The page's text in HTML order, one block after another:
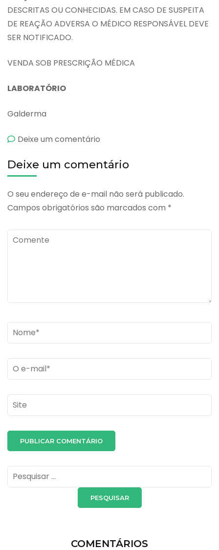
DESCRITAS OU CONHECIDAS. EM CASO DE SUSPEITA
DE REAÇÃO ADVERSA O MÉDICO RESPONSÁVEL DEVE
SER NOTIFICADO.
VENDA SOB PRESCRIÇÃO MÉDICA
LABORATÓRIO
Galderma
Deixe um comentário
Capilar
Deixe um comentário
O seu endereço de e-mail não será publicado.
Campos obrigatórios são marcados com *
Comente
Name*
Email *
Site
Pesquisar
por:
COMENTÁRIOS